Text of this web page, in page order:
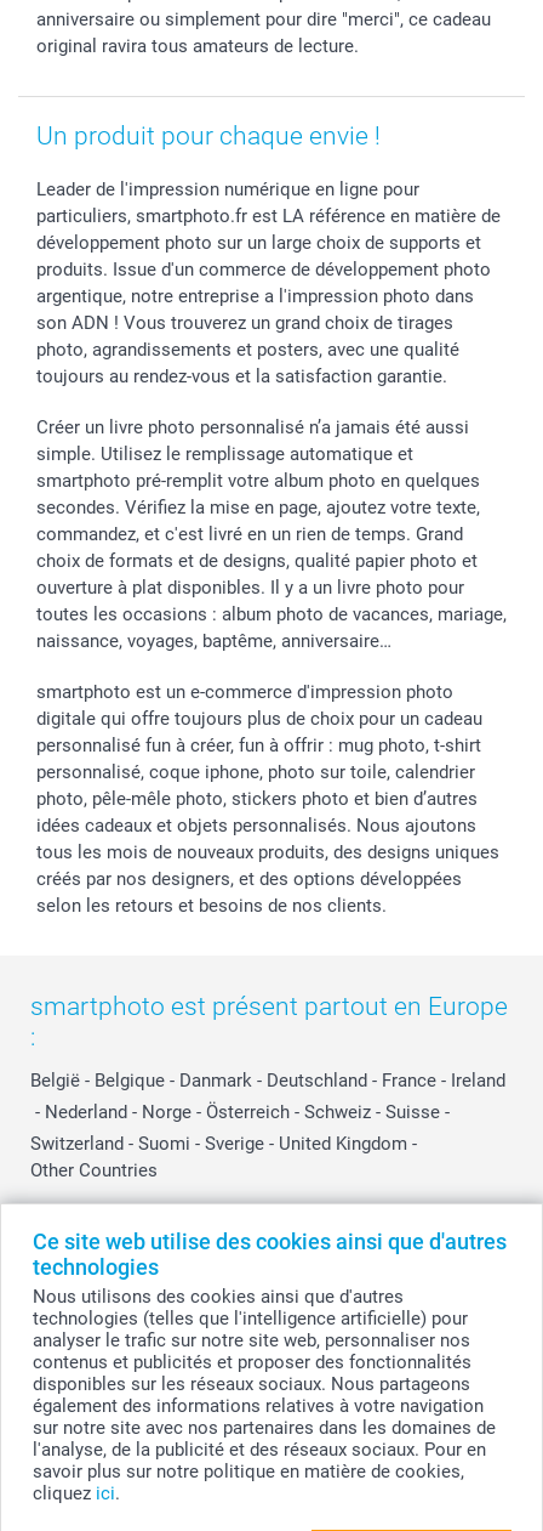
Ce site web utilise des cookies ainsi que d'autres
technologies
Nous utilisons des cookies ainsi que d'autres
technologies (telles que l'intelligence artificielle) pour
analyser le trafic sur notre site web, personnaliser nos
contenus et publicités et proposer des fonctionnalités
disponibles sur les réseaux sociaux. Nous partageons
également des informations relatives à votre navigation
sur notre site avec nos partenaires dans les domaines de
l'analyse, de la publicité et des réseaux sociaux. Pour en
savoir plus sur notre politique en matière de cookies,
cliquez ici.
anniversaire ou simplement pour dire "merci", ce cadeau
original ravira tous amateurs de lecture.
Un produit pour chaque envie !
Leader de l'impression numérique en ligne pour
particuliers, smartphoto.fr est LA référence en matière de
développement photo sur un large choix de supports et
produits. Issue d'un commerce de développement photo
argentique, notre entreprise a l'impression photo dans
son ADN ! Vous trouverez un grand choix de tirages
photo, agrandissements et posters, avec une qualité
toujours au rendez-vous et la satisfaction garantie.
Créer un livre photo personnalisé n’a jamais été aussi
simple. Utilisez le remplissage automatique et
smartphoto pré-remplit votre album photo en quelques
secondes. Vérifiez la mise en page, ajoutez votre texte,
commandez, et c'est livré en un rien de temps. Grand
choix de formats et de designs, qualité papier photo et
ouverture à plat disponibles. Il y a un livre photo pour
toutes les occasions : album photo de vacances, mariage,
naissance, voyages, baptême, anniversaire…
smartphoto est un e-commerce d'impression photo
digitale qui offre toujours plus de choix pour un cadeau
personnalisé fun à créer, fun à offrir : mug photo, t-shirt
personnalisé, coque iphone, photo sur toile, calendrier
photo, pêle-mêle photo, stickers photo et bien d’autres
idées cadeaux et objets personnalisés. Nous ajoutons
tous les mois de nouveaux produits, des designs uniques
créés par nos designers, et des options développées
selon les retours et besoins de nos clients.
smartphoto est présent partout en Europe
:
België - Belgique - Danmark - Deutschland - France - Ireland
- Nederland - Norge - Österreich - Schweiz - Suisse -
Switzerland - Suomi - Sverige - United Kingdom -
Other Countries
© smartphoto group. Tous droits réservés
smartphoto group SA.
Siège social : Kwatrechtsteenweg 160, 9230 Wetteren, Belgique
Numéro de TVA BE 0405.706.755
Numéro d'entreprise 0405.706.755.
Coordonnées bancaires: IBAN BE71 2850 2711 5569 - BIC: GEBABEBB
Tous les prix sont en EURO (€), TVA incluse et hors frais de port.